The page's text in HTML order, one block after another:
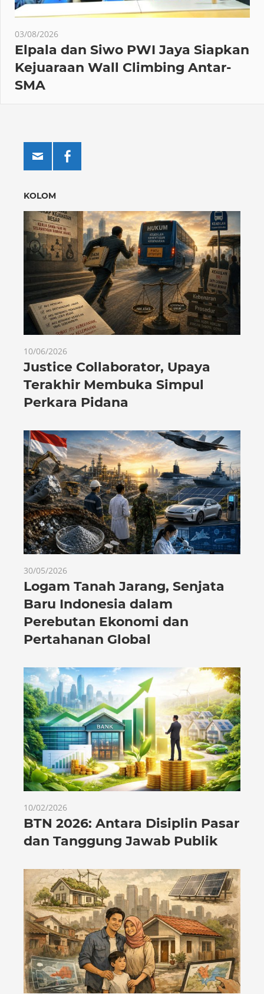
03/08/2026
Elpala dan Siwo PWI Jaya Siapkan
Kejuaraan Wall Climbing Antar-
SMA
KOLOM
10/06/2026
Justice Collaborator, Upaya
Terakhir Membuka Simpul
Perkara Pidana
30/05/2026
Logam Tanah Jarang, Senjata
Baru Indonesia dalam
Perebutan Ekonomi dan
Pertahanan Global
10/02/2026
BTN 2026: Antara Disiplin Pasar
dan Tanggung Jawab Publik